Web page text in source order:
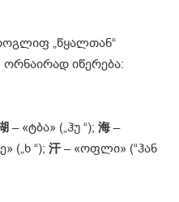
„წყალთან“
იწერება:
– «ტბა» („ჰუ “); 海 –
(„ხ “); 汗 – «ოფლი» (“ჰან